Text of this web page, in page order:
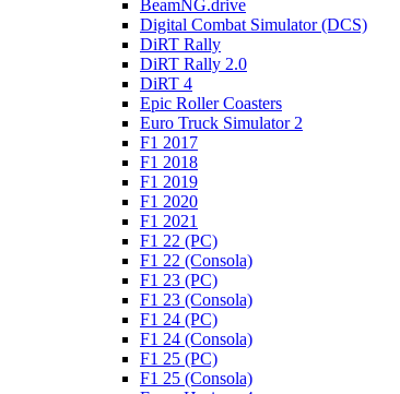
BeamNG.drive
Digital Combat Simulator (DCS)
DiRT Rally
DiRT Rally 2.0
DiRT 4
Epic Roller Coasters
Euro Truck Simulator 2
F1 2017
F1 2018
F1 2019
F1 2020
F1 2021
F1 22 (PC)
F1 22 (Consola)
F1 23 (PC)
F1 23 (Consola)
F1 24 (PC)
F1 24 (Consola)
F1 25 (PC)
F1 25 (Consola)